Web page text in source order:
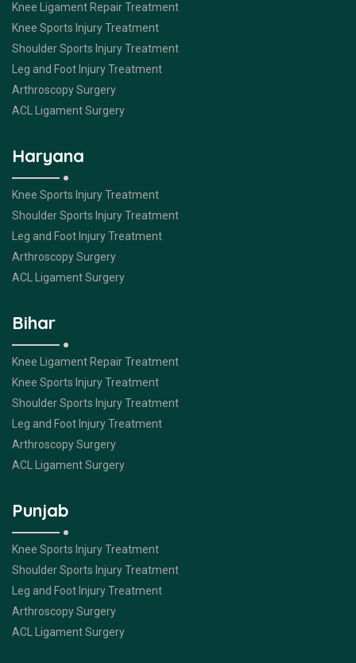
Knee Ligament Repair Treatment
Knee Sports Injury Treatment
Shoulder Sports Injury Treatment
Leg and Foot Injury Treatment
Arthroscopy Surgery
ACL Ligament Surgery
Haryana
Knee Sports Injury Treatment
Shoulder Sports Injury Treatment
Leg and Foot Injury Treatment
Arthroscopy Surgery
ACL Ligament Surgery
Bihar
Knee Ligament Repair Treatment
Knee Sports Injury Treatment
Shoulder Sports Injury Treatment
Leg and Foot Injury Treatment
Arthroscopy Surgery
ACL Ligament Surgery
Punjab
Knee Sports Injury Treatment
Shoulder Sports Injury Treatment
Leg and Foot Injury Treatment
Arthroscopy Surgery
ACL Ligament Surgery